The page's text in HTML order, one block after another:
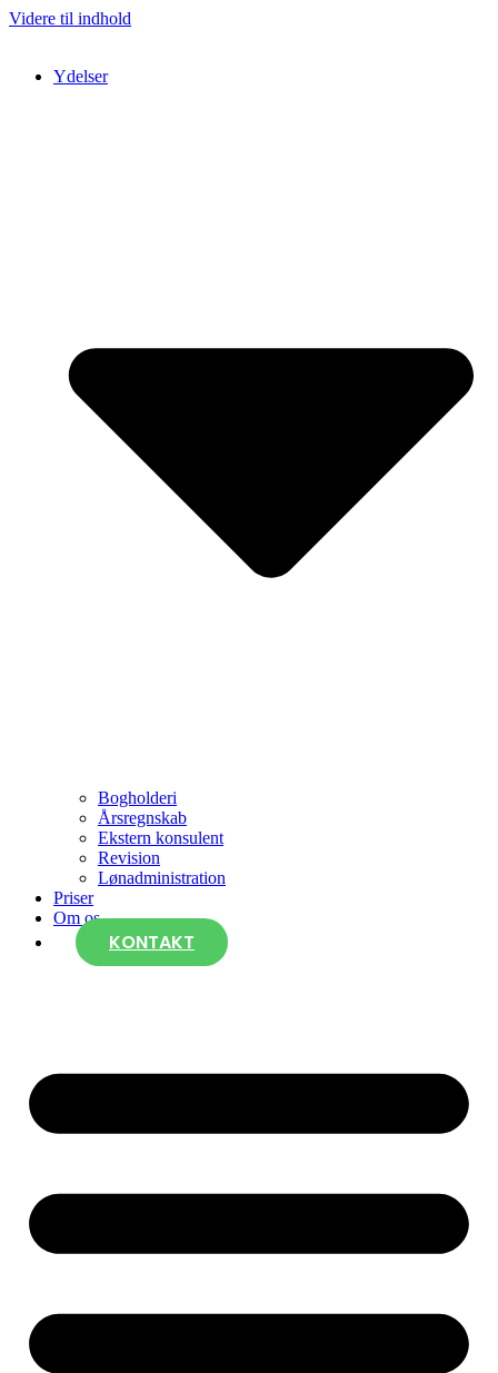
Videre til indhold
Ydelser
Bogholderi
Årsregnskab
Ekstern konsulent
Revision
Lønadministration
Priser
Om os
KONTAKT